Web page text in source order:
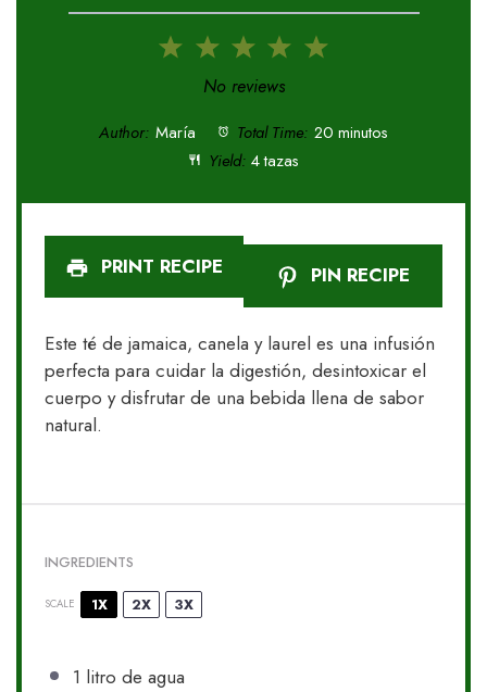
5
4
3
Stars
2
Stars
1
Star
No reviews
Author: María Total Time: 20 minutos
Yield: 4 tazas
PRINT RECIPE PIN RECIPE
Este té de jamaica, canela y laurel es una infusión
perfecta para cuidar la digestión, desintoxicar el
cuerpo y disfrutar de una bebida llena de sabor
natural.
INGREDIENTS
SCALE 1X 2X 3X
1 litro de agua